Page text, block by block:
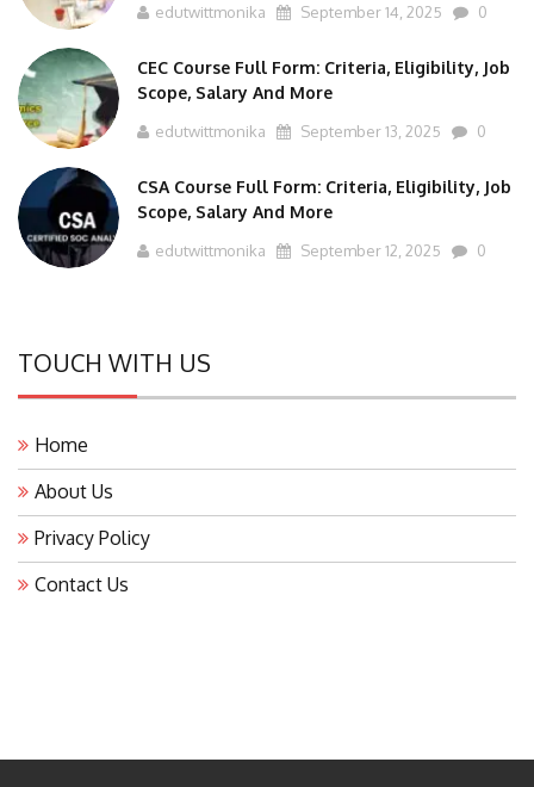
edutwittmonika September 14, 2025 0
CEC Course Full Form: Criteria, Eligibility, Job
Scope, Salary And More
edutwittmonika September 13, 2025 0
CSA Course Full Form: Criteria, Eligibility, Job
Scope, Salary And More
edutwittmonika September 12, 2025 0
TOUCH WITH US
Home
About Us
Privacy Policy
Contact Us